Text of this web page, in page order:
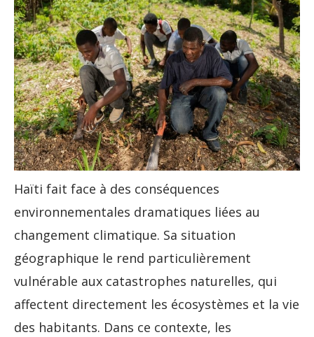
Haïti fait face à des conséquences
environnementales dramatiques liées au
changement climatique. Sa situation
géographique le rend particulièrement
vulnérable aux catastrophes naturelles, qui
affectent directement les écosystèmes et la vie
des habitants. Dans ce contexte, les